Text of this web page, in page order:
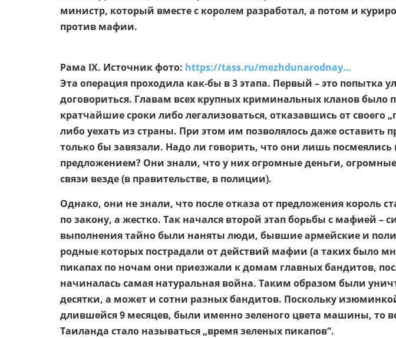
министр, который вместе с королем разработал, а потом и
против мафии.
Рама IX. Источник фото: https://tass.ru/mezhdunarodnay…
Эта операция проходила как-бы в 3 этапа. Первый – это попытка
договориться. Главам всех крупных криминальных кланов было
кратчайшие сроки либо легализоваться, отказавшись от своего
либо уехать из страны. При этом им позволялось даже оставить
только бы завязали. Надо ли говорить, что они лишь посмеялись
предложением? Они знали, что у них огромные деньги,
связи везде (в правительстве, в полиции).
Однако, они не знали, что после отказа от предложения король
по закону, а жестко. Так начался второй этап борьбы с мафией –
выполнения тайно были наняты люди, бывшие армейские и
родные которых пострадали от действий мафии (а таких было
пикапах по ночам они приезжали к домам главных бандитов,
начиналась самая натуральная война. Таким образом были
десятки, а может и сотни разных бандитов. Поскольку
длившейся 9 месяцев, были именно зеленого цвета машины, то
Таиланда стало называться „время зеленых пикапов“.